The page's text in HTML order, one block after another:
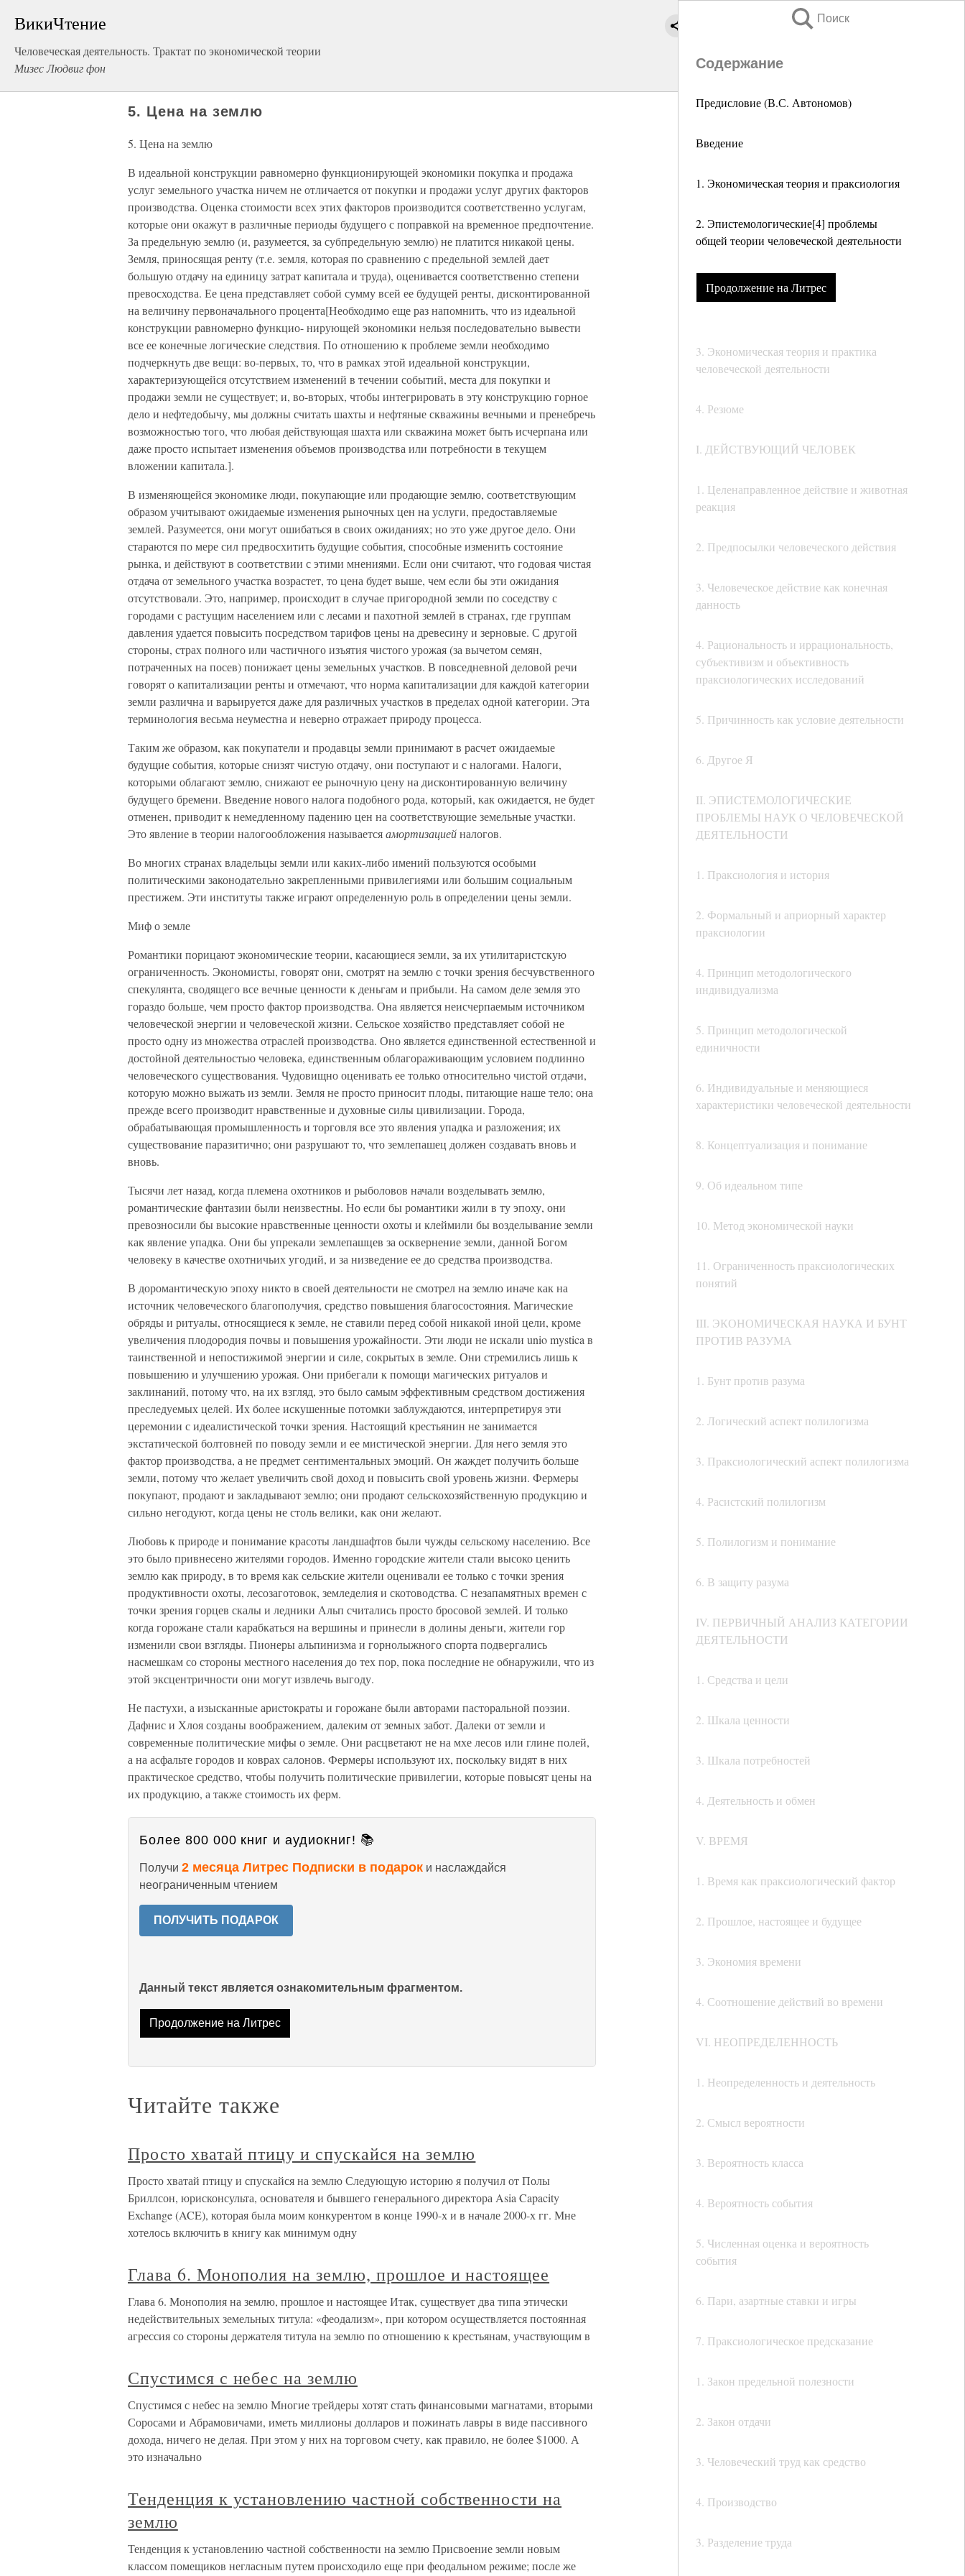
ВикиЧтение
Человеческая деятельность. Трактат по экономической теории
Мизес Людвиг фон
Поиск
Содержание
Предисловие (В.С. Автономов)
Введение
1. Экономическая теория и праксиология
2. Эпистемологические[4] проблемы
общей теории человеческой деятельности
Продолжение на Литрес
3. Экономическая теория и практика
человеческой деятельности
4. Резюме
I. ДЕЙСТВУЮЩИЙ ЧЕЛОВЕК
1. Целенаправленное действие и животная
реакция
2. Предпосылки человеческого действия
3. Человеческое действие как конечная
данность
4. Рациональность и иррациональность,
субъективизм и объективность
праксиологических исследований
5. Причинность как условие деятельности
6. Другое Я
II. ЭПИСТЕМОЛОГИЧЕСКИЕ
ПРОБЛЕМЫ НАУК О ЧЕЛОВЕЧЕСКОЙ
ДЕЯТЕЛЬНОСТИ
1. Праксиология и история
2. Формальный и априорный характер
праксиологии
4. Принцип методологического
индивидуализма
5. Принцип методологической
единичности
6. Индивидуальные и меняющиеся
характеристики человеческой деятельности
8. Концептуализация и понимание
9. Об идеальном типе
10. Метод экономической науки
11. Ограниченность праксиологических
понятий
III. ЭКОНОМИЧЕСКАЯ НАУКА И БУНТ
ПРОТИВ РАЗУМА
1. Бунт против разума
2. Логический аспект полилогизма
3. Праксиологический аспект полилогизма
4. Расистский полилогизм
5. Полилогизм и понимание
6. В защиту разума
IV. ПЕРВИЧНЫЙ АНАЛИЗ КАТЕГОРИИ
ДЕЯТЕЛЬНОСТИ
1. Средства и цели
2. Шкала ценности
3. Шкала потребностей
4. Деятельность и обмен
V. ВРЕМЯ
1. Время как праксиологический фактор
2. Прошлое, настоящее и будущее
3. Экономия времени
4. Соотношение действий во времени
VI. НЕОПРЕДЕЛЕННОСТЬ
1. Неопределенность и деятельность
2. Смысл вероятности
3. Вероятность класса
4. Вероятность события
5. Численная оценка и вероятность
события
6. Пари, азартные ставки и игры
7. Праксиологическое предсказание
1. Закон предельной полезности
2. Закон отдачи
3. Человеческий труд как средство
4. Производство
3. Разделение труда
5. Цена на землю
5. Цена на землю
В идеальной конструкции равномерно функционирующей экономики покупка и продажа
услуг земельного участка ничем не отличается от покупки и продажи услуг других факторов
производства. Оценка стоимости всех этих факторов производится соответственно услугам,
которые они окажут в различные периоды будущего с поправкой на временное предпочтение.
За предельную землю (и, разумеется, за субпредельную землю) не платится никакой цены.
Земля, приносящая ренту (т.е. земля, которая по сравнению с предельной землей дает
большую отдачу на единицу затрат капитала и труда), оценивается соответственно степени
превосходства. Ее цена представляет собой сумму всей ее будущей ренты, дисконтированной
на величину первоначального процента[Необходимо еще раз напомнить, что из идеальной
конструкции равномерно функцио- нирующей экономики нельзя последовательно вывести
все ее конечные логические следствия. По отношению к проблеме земли необходимо
подчеркнуть две вещи: во-первых, то, что в рамках этой идеальной конструкции,
характеризующейся отсутствием изменений в течении событий, места для покупки и
продажи земли не существует; и, во-вторых, чтобы интегрировать в эту конструкцию горное
дело и нефтедобычу, мы должны считать шахты и нефтяные скважины вечными и пренебречь
возможностью того, что любая действующая шахта или скважина может быть исчерпана или
даже просто испытает изменения объемов производства или потребности в текущем
вложении капитала.].
В изменяющейся экономике люди, покупающие или продающие землю, соответствующим
образом учитывают ожидаемые изменения рыночных цен на услуги, предоставляемые
землей. Разумеется, они могут ошибаться в своих ожиданиях; но это уже другое дело. Они
стараются по мере сил предвосхитить будущие события, способные изменить состояние
рынка, и действуют в соответствии с этими мнениями. Если они считают, что годовая чистая
отдача от земельного участка возрастет, то цена будет выше, чем если бы эти ожидания
отсутствовали. Это, например, происходит в случае пригородной земли по соседству с
городами с растущим населением или с лесами и пахотной землей в странах, где группам
давления удается повысить посредством тарифов цены на древесину и зерновые. С другой
стороны, страх полного или частичного изъятия чистого урожая (за вычетом семян,
потраченных на посев) понижает цены земельных участков. В повседневной деловой речи
говорят о капитализации ренты и отмечают, что норма капитализации для каждой категории
земли различна и варьируется даже для различных участков в пределах одной категории. Эта
терминология весьма неуместна и неверно отражает природу процесса.
Таким же образом, как покупатели и продавцы земли принимают в расчет ожидаемые
будущие события, которые снизят чистую отдачу, они поступают и с налогами. Налоги,
которыми облагают землю, снижают ее рыночную цену на дисконтированную величину
будущего бремени. Введение нового налога подобного рода, который, как ожидается, не будет
отменен, приводит к немедленному падению цен на соответствующие земельные участки.
Это явление в теории налогообложения называетсяамортизациейналогов.
Во многих странах владельцы земли или каких-либо имений пользуются особыми
политическими законодательно закрепленными привилегиями или большим социальным
престижем. Эти институты также играют определенную роль в определении цены земли.
Миф о земле
Романтики порицают экономические теории, касающиеся земли, за их утилитаристскую
ограниченность. Экономисты, говорят они, смотрят на землю с точки зрения бесчувственного
спекулянта, сводящего все вечные ценности к деньгам и прибыли. На самом деле земля это
гораздо больше, чем просто фактор производства. Она является неисчерпаемым источником
человеческой энергии и человеческой жизни. Сельское хозяйство представляет собой не
просто одну из множества отраслей производства. Оно является единственной естественной и
достойной деятельностью человека, единственным облагораживающим условием подлинно
человеческого существования. Чудовищно оценивать ее только относительно чистой отдачи,
которую можно выжать из земли. Земля не просто приносит плоды, питающие наше тело; она
прежде всего производит нравственные и духовные силы цивилизации. Города,
обрабатывающая промышленность и торговля все это явления упадка и разложения; их
существование паразитично; они разрушают то, что землепашец должен создавать вновь и
вновь.
Тысячи лет назад, когда племена охотников и рыболовов начали возделывать землю,
романтические фантазии были неизвестны. Но если бы романтики жили в ту эпоху, они
превозносили бы высокие нравственные ценности охоты и клеймили бы возделывание земли
как явление упадка. Они бы упрекали землепашцев за осквернение земли, данной Богом
человеку в качестве охотничьих угодий, и за низведение ее до средства производства.
В доромантическую эпоху никто в своей деятельности не смотрел на землю иначе как на
источник человеческого благополучия, средство повышения благосостояния. Магические
обряды и ритуалы, относящиеся к земле, не ставили перед собой никакой иной цели, кроме
увеличения плодородия почвы и повышения урожайности. Эти люди не искали unio mystica в
таинственной и непостижимой энергии и силе, сокрытых в земле. Они стремились лишь к
повышению и улучшению урожая. Они прибегали к помощи магических ритуалов и
заклинаний, потому что, на их взгляд, это было самым эффективным средством достижения
преследуемых целей. Их более искушенные потомки заблуждаются, интерпретируя эти
церемонии с идеалистической точки зрения. Настоящий крестьянин не занимается
экстатической болтовней по поводу земли и ее мистической энергии. Для него земля это
фактор производства, а не предмет сентиментальных эмоций. Он жаждет получить больше
земли, потому что желает увеличить свой доход и повысить свой уровень жизни. Фермеры
покупают, продают и закладывают землю; они продают сельскохозяйственную продукцию и
сильно негодуют, когда цены не столь велики, как они желают.
Любовь к природе и понимание красоты ландшафтов были чужды сельскому населению. Все
это было привнесено жителями городов. Именно городские жители стали высоко ценить
землю как природу, в то время как сельские жители оценивали ее только с точки зрения
продуктивности охоты, лесозаготовок, земледелия и скотоводства. С незапамятных времен с
точки зрения горцев скалы и ледники Альп считались просто бросовой землей. И только
когда горожане стали карабкаться на вершины и принесли в долины деньги, жители гор
изменили свои взгляды. Пионеры альпинизма и горнолыжного спорта подвергались
насмешкам со стороны местного населения до тех пор, пока последние не обнаружили, что из
этой эксцентричности они могут извлечь выгоду.
Не пастухи, а изысканные аристократы и горожане были авторами пасторальной поэзии.
Дафнис и Хлоя созданы воображением, далеким от земных забот. Далеки от земли и
современные политические мифы о земле. Они расцветают не на мхе лесов или глине полей,
а на асфальте городов и коврах салонов. Фермеры используют их, поскольку видят в них
практическое средство, чтобы получить политические привилегии, которые повысят цены на
их продукцию, а также стоимость их ферм.
Более 800 000 книг и аудиокниг! 📚
Получи 2 месяца Литрес Подписки в подарок и наслаждайся
неограниченным чтением
ПОЛУЧИТЬ ПОДАРОК
Данный текст является ознакомительным фрагментом.
Продолжение на Литрес
Читайте также
Просто хватай птицу и спускайся на землю
Просто хватай птицу и спускайся на землю Следующую историю я получил от Полы
Бриллсон, юрисконсульта, основателя и бывшего генерального директора Asia Capacity
Exchange (ACE), которая была моим конкурентом в конце 1990-х и в начале 2000-х гг. Мне
хотелось включить в книгу как минимум одну
Глава 6. Монополия на землю, прошлое и настоящее
Глава 6. Монополия на землю, прошлое и настоящее Итак, существует два типа этически
недействительных земельных титула: «феодализм», при котором осуществляется постоянная
агрессия со стороны держателя титула на землю по отношению к крестьянам, участвующим в
Спустимся с небес на землю
Спустимся с небес на землю Многие трейдеры хотят стать финансовыми магнатами, вторыми
Соросами и Абрамовичами, иметь миллионы долларов и пожинать лавры в виде пассивного
дохода, ничего не делая. При этом у них на торговом счету, как правило, не более $1000. А
это изначально
Тенденция к установлению частной собственности на
землю
Тенденция к установлению частной собственности на землю Присвоение земли новым
классом помещиков негласным путем происходило еще при феодальном режиме; после же